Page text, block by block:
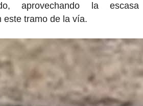
aprovechando la escasa
este tramo de la vía.